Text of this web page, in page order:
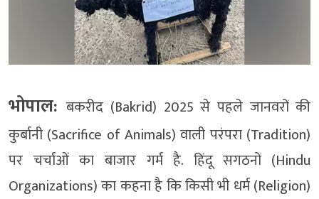
भोपाल: बकरीद (Bakrid) 2025 से पहले जानवरों की
कुर्बानी (Sacrifice of Animals) वाली परंपरा (Tradition)
पर चर्चाओं का बाजार गर्म है. हिंदू सगठनों (Hindu
Organizations) का कहना है कि किसी भी धर्म (Religion)